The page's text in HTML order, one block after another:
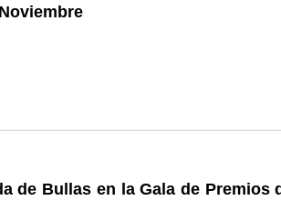
de Bullas en la Gala de Premios